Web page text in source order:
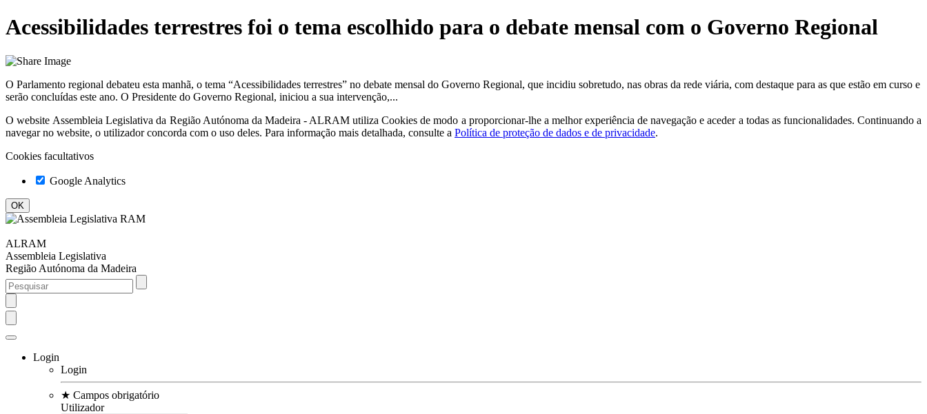
Acessibilidades terrestres foi o tema escolhido para o debate mensal com o Governo Regional
O Parlamento regional debateu esta manhã, o tema “Acessibilidades terrestres” no debate mensal do Governo Regional, que incidiu sobretudo, nas obras da rede viária, com destaque para as que estão em curso e
serão concluídas este ano. O Presidente do Governo Regional, iniciou a sua intervenção,...
O website Assembleia Legislativa da Região Autónoma da Madeira - ALRAM utiliza Cookies de modo a proporcionar-lhe a melhor experiência de navegação e aceder a todas as funcionalidades. Continuando a
navegar no website, o utilizador concorda com o uso deles. Para informação mais detalhada, consulte a Política de proteção de dados e de privacidade.
Cookies facultativos
Google Analytics
ALRAM
Assembleia Legislativa
Região Autónoma da Madeira
Login
Login
★ Campos obrigatório
Utilizador